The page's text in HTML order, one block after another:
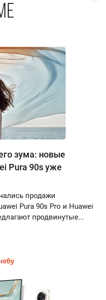
зума: новые
Pura 90s уже
продажи
Pura 90s Pro и Huawei
продвинутые...